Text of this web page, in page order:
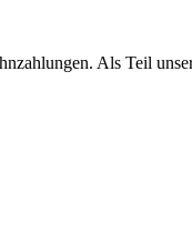
Als Teil